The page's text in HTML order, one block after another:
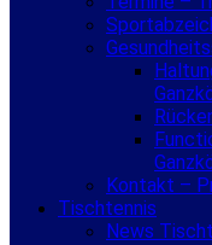
Kontakt –
Tischtennis
News